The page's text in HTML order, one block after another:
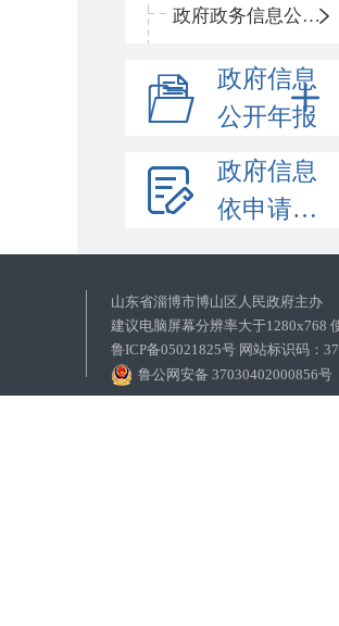
政府政务信息公开目录
政府信息
公开年报
政府信息
依申请公开
山东省淄博市博山区人民政府主
建议电脑屏幕分辨率大于1280x768
鲁ICP备05021825号 网站标识码：
鲁公网安备 37030402000856号